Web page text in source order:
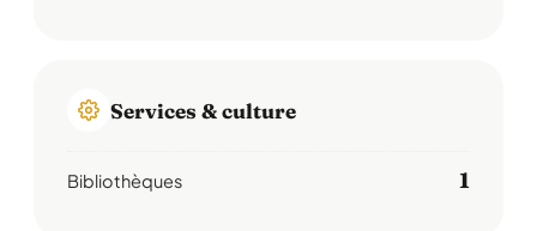
Services & culture
Bibliothèques 1